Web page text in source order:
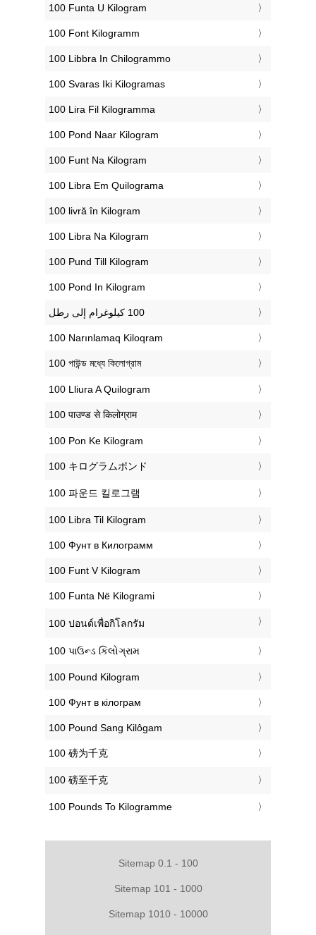
‎100 Funta U Kilogram
‎100 Font Kilogramm
‎100 Libbra In Chilogrammo
‎100 Svaras Iki Kilogramas
‎100 Lira Fil Kilogramma
‎100 Pond Naar Kilogram
‎100 Funt Na Kilogram
‎100 Libra Em Quilograma
‎100 livră în Kilogram
‎100 Libra Na Kilogram
‎100 Pund Till Kilogram
‎100 Pond In Kilogram
‎100 Narınlamaq Kiloqram
‎100 পাউন্ড মধ্যে কিলোগ্রাম
‎100 Lliura A Quilogram
‎100 पाउण्ड से किलोग्राम
‎100 Pon Ke Kilogram
‎100 キログラムポンド
‎100 파운드 킬로그램
‎100 Libra Til Kilogram
‎100 Фунт в Килограмм
‎100 Funt V Kilogram
‎100 Funta Në Kilogrami
‎100 ปอนด์เพื่อกิโลกรัม
‎100 પાઉન્ડ કિલોગ્રામ
‎100 Pound Kilogram
‎100 Фунт в кілограм
‎100 Pound Sang Kilôgam
‎100 磅为千克
‎100 磅至千克
‎100 Pounds To Kilogramme
Sitemap 0.1 - 100
Sitemap 101 - 1000
Sitemap 1010 - 10000